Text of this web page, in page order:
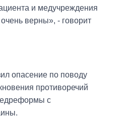
и медучреждения
верны», - говорит
опасение по поводу
противоречий
с